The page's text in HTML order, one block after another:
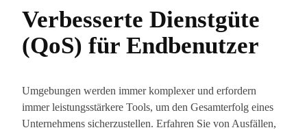
Verbesserte Dienstgüte
(QoS) für Endbenutzer
Umgebungen werden immer komplexer und erfordern
immer leistungsstärkere Tools, um den Gesamterfolg eines
Unternehmens sicherzustellen. Erfahren Sie von Ausfällen,